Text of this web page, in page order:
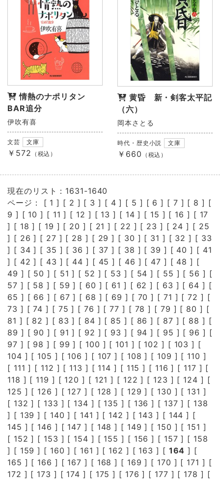
情熱のナポリタン
BAR追分
伊吹有喜
文芸 文庫
￥572 （税込）
黄昏 新・剣客太平記
（六）
岡本さとる
時代・歴史小説 文庫
￥660 （税込）
現在のリスト：1631-1640
ページ： [ 1 ] [ 2 ] [ 3 ] [ 4 ] [ 5 ] [ 6 ] [ 7 ] [ 8 ] [
9 ] [ 10 ] [ 11 ] [ 12 ] [ 13 ] [ 14 ] [ 15 ] [ 16 ] [ 17
] [ 18 ] [ 19 ] [ 20 ] [ 21 ] [ 22 ] [ 23 ] [ 24 ] [ 25
] [ 26 ] [ 27 ] [ 28 ] [ 29 ] [ 30 ] [ 31 ] [ 32 ] [ 33
] [ 34 ] [ 35 ] [ 36 ] [ 37 ] [ 38 ] [ 39 ] [ 40 ] [ 41
] [ 42 ] [ 43 ] [ 44 ] [ 45 ] [ 46 ] [ 47 ] [ 48 ] [
49 ] [ 50 ] [ 51 ] [ 52 ] [ 53 ] [ 54 ] [ 55 ] [ 56 ] [
57 ] [ 58 ] [ 59 ] [ 60 ] [ 61 ] [ 62 ] [ 63 ] [ 64 ] [
65 ] [ 66 ] [ 67 ] [ 68 ] [ 69 ] [ 70 ] [ 71 ] [72 ] [
73 ] [74 ] [ 75 ] [ 76 ] [77 ] [ 78 ] [ 79 ] [ 80 ] [
81 ] [ 82 ] [ 83 ] [ 84 ] [ 85 ] [ 86 ] [ 87 ] [ 88 ] [
89 ] [ 90 ] [ 91 ] [ 92 ] [ 93 ] [ 94 ] [ 95 ] [ 96 ] [
97 ] [ 98 ] [ 99 ] [ 100 ] [ 101 ] [ 102 ] [ 103 ] [
104 ] [ 105 ] [ 106 ] [ 107 ] [ 108 ] [ 109 ] [ 110 ]
[ 111 ] [ 112 ] [ 113 ] [ 114 ] [ 115 ] [ 116 ] [ 117 ] [
118 ] [ 119 ] [ 120 ] [ 121 ] [ 122 ] [ 123 ] [ 124 ] [
125 ] [ 126 ] [ 127 ] [ 128 ] [ 129 ] [ 130 ] [ 131 ]
[ 132 ] [ 133 ] [ 134 ] [ 135 ] [ 136 ] [ 137 ] [ 138
] [ 139 ] [ 140 ] [ 141 ] [ 142 ] [ 143 ] [ 144 ] [
145 ] [ 146 ] [ 147 ] [ 148 ] [ 149 ] [ 150 ] [ 151 ]
[ 152 ] [ 153 ] [ 154 ] [ 155 ] [ 156 ] [ 157 ] [ 158
] [ 159 ] [ 160 ] [ 161 ] [ 162 ] [ 163 ] [ 164 ] [
165 ] [ 166 ] [ 167 ] [ 168 ] [ 169 ] [ 170 ] [ 171 ] [
172 ] [ 173 ] [ 174 ] [ 175 ] [ 176 ] [ 177 ] [ 178 ] [